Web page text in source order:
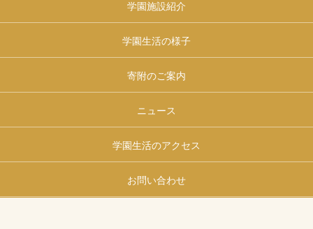
学園施設紹介
学園生活の様子
寄附のご案内
ニュース
学園生活のアクセス
お問い合わせ